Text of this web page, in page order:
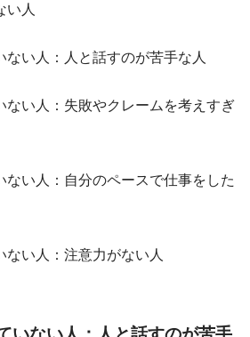
い人
ない人：人と話すのが苦手な人
ない人：失敗やクレームを考えすぎ
ない人：自分のペースで仕事をした
ない人：注意力がない人